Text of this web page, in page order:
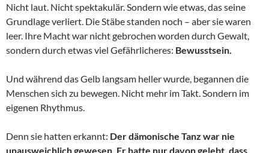
Nicht laut. Nicht spektakulär. Sondern wie etwas, das seine
Grundlage verliert. Die Stäbe standen noch – aber sie waren
leer. Ihre Macht war nicht gebrochen worden durch Gewalt,
sondern durch etwas viel Gefährlicheres: Bewusstsein.
Und während das Gelb langsam heller wurde, begannen die
Menschen sich zu bewegen. Nicht mehr im Takt. Sondern im
eigenen Rhythmus.
Denn sie hatten erkannt: Der dämonische Tanz war nie
unausweichlich gewesen. Er hatte nur davon gelebt, dass